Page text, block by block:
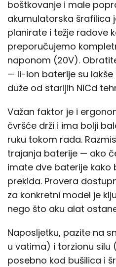
boštkovanje i male
akumulatorska šrafilica
planirate i težje radove
preporučujemo
naponom (20V).
— li-ion baterije su
duže od starijih NiCd
Važan faktor je i
čvršće drži i ima bolji
ruku tokom rada.
trajanja baterije — ako
imate dve baterije kako
prekida. Provera
za konkretni model je
nego što aku alat
Naposljetku, pazite na
u vatima) i torzionu
posebno kod bušilica i